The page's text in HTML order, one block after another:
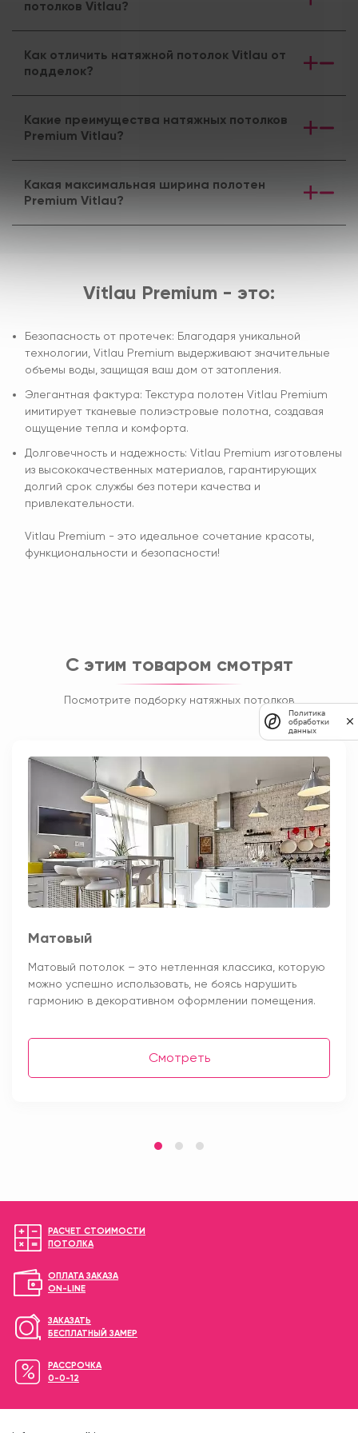
потолков Vitlau?
Как отличить натяжной потолок Vitlau от
подделок?
Какие преимущества натяжных потолков
Premium Vitlau?
Какая максимальная ширина полотен
Premium Vitlau?
Vitlau Premium - это:
Безопасность от протечек: Благодаря уникальной
технологии, Vitlau Premium выдерживают значительные
объемы воды, защищая ваш дом от затопления.
Элегантная фактура: Текстура полотен Vitlau Premium
имитирует тканевые полиэстровые полотна, создавая
ощущение тепла и комфорта.
Долговечность и надежность: Vitlau Premium изготовлены
из высококачественных материалов, гарантирующих
долгий срок службы без потери качества и
привлекательности.
Vitlau Premium - это идеальное сочетание красоты,
функциональности и безопасности!
С этим товаром смотрят
Посмотрите подборку натяжных потолков
Матовый
Матовый потолок – это нетленная классика, которую
можно успешно использовать, не боясь нарушить
гармонию в декоративном оформлении помещения.
Смотреть
РАСЧЕТ СТОИМОСТИ
ПОТОЛКА
ОПЛАТА ЗАКАЗА
ON-LINE
ЗАКАЗАТЬ
БЕСПЛАТНЫЙ ЗАМЕР
РАССРОЧКА
0-0-12
Политика
обработки
данных